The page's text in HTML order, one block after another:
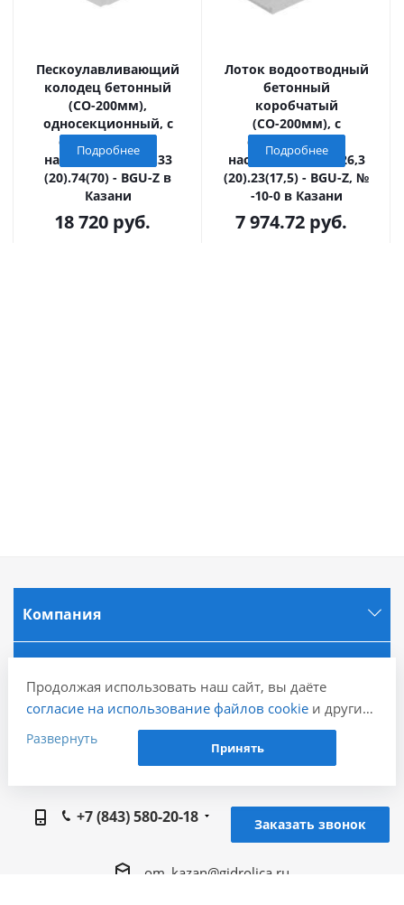
Пескоулавливающий
колодец бетонный
(СО-200мм),
односекционный, с
оцинкованной
насадкой ПКП 50.33
(20).74(70) - BGU-Z в
Казани
18 720 руб.
Подробнее
Лоток водоотводный
бетонный
коробчатый
(СО-200мм), с
оцинкованной
насадкой КU 100.26,3
(20).23(17,5) - BGU-Z, №
-10-0 в Казани
7 974.72 руб.
Подробнее
Компания
+7 (843) 580-20-18
Заказать звонок
om_kazan@gidrolica.ru
Продолжая использовать наш сайт, вы даёте
согласие на использование файлов cookieи других
пользовательских данных (включая IP-адрес,
сведения о местоположении, устройстве, действиях
ретаргетинга и использования систем аналитики
(например, Яндекс.Метрика), в соответствии с
Политикой обработки персональных
Развернуть
Принять